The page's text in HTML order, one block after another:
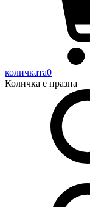
количката0
Количка е празна